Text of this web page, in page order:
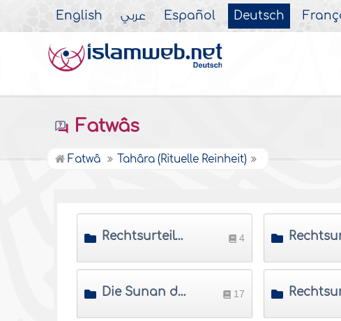
English عربي Español Deutsch
Fatwâs
Fatwâ Tahâra (Rituelle Reinheit)
Rechtsurteile über Wässer 4
Die Sunan der Fitra (Auf die natürliche Veranlagung bezogene Handlungen) 17